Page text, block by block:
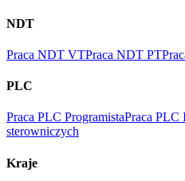
NDT
Praca NDT VTPraca NDT PT
PLC
Praca PLC ProgramistaPraca PLC
sterowniczych
Kraje